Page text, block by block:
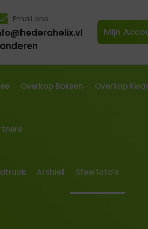
Email ons
Mijn
Overkop Boksen Overkop
Archief Sfeerfoto’s